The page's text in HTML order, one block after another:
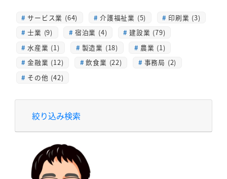
サービス業 (64) 介護福祉業 (5)
印刷業 (3)
士業 (9)
宿泊業 (4)
建設業 (79)
水産業 (1)
製造業 (18)
農業 (1)
金融業 (12)
飲食業 (22)
事務局 (2)
その他 (42)
絞り込み検索